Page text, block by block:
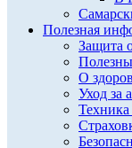
Полезная
Защита
О
Уход за